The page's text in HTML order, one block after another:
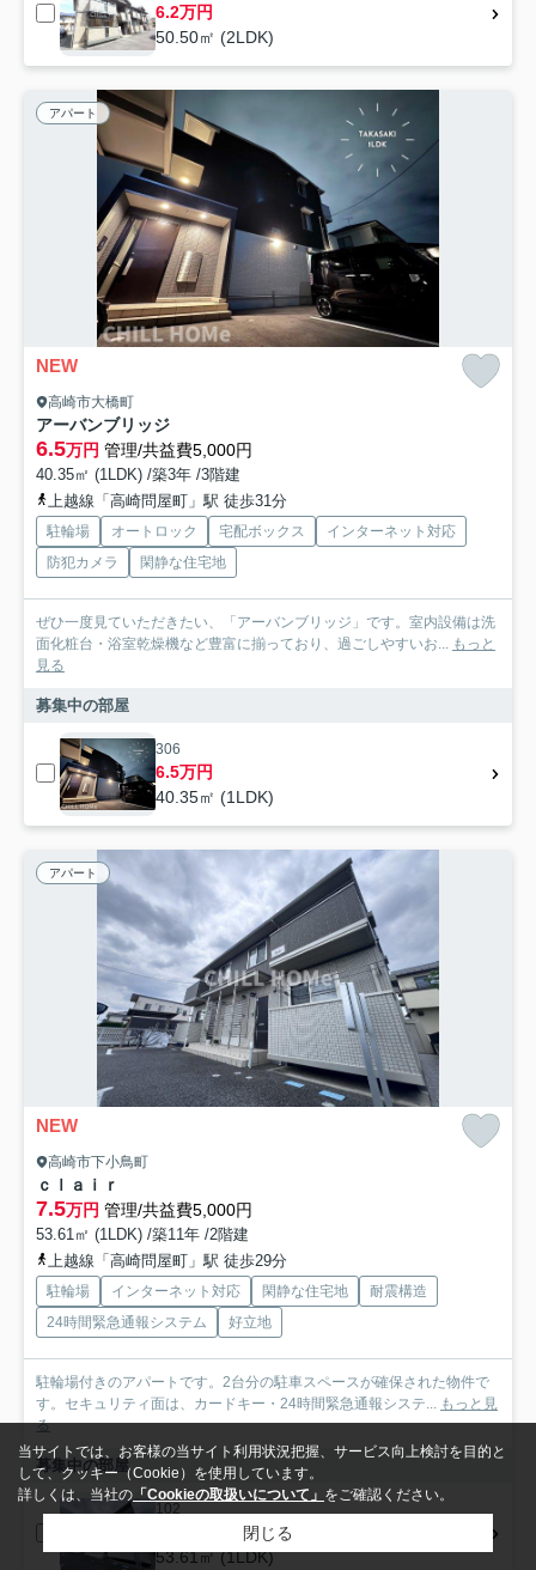
6.2万円
50.50㎡ (2LDK)
アパート
NEW
高崎市大橋町
アーバンブリッジ
6.5万円 管理/共益費5,000円
40.35㎡ (1LDK) /築3年 /3階建
上越線「高崎問屋町」駅 徒歩31分
駐輪場 オートロック 宅配ボックス
インターネット対応
防犯カメラ
閑静な住宅地
ぜひ一度見ていただきたい、「アーバンブリッジ」です。室内設備は洗
面化粧台・浴室乾燥機など豊富に揃っており、過ごしやすいお...
もっと
見る
募集中の部屋
306
6.5万円
40.35㎡ (1LDK)
アパート
NEW
高崎市下小鳥町
ｃｌａｉｒ
7.5万円 管理/共益費5,000円
53.61㎡ (1LDK) /築11年 /2階建
上越線「高崎問屋町」駅 徒歩29分
駐輪場 インターネット対応 閑静な住宅地
耐震構造
24時間緊急通報システム
好立地
駐輪場付きのアパートです。2台分の駐車スペースが確保された物件で
す。セキュリティ面は、カードキー・24時間緊急通報システ...
もっと見
る
募集中の部屋
102
53.61㎡ (1LDK)
当サイトでは、お客様の当サイト利用状況把握、サービス向上検討を目的と
して、クッキー（Cookie）を使用しています。
詳しくは、当社の 「Cookieの取扱いについて」 をご確認ください。
閉じる